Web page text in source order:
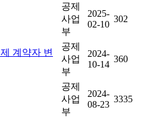
공제
사업
부
2025-
02-10
302
계약자 변
공제
사업
부
2024-
10-14
360
공제
사업
부
2024-
08-23
3335